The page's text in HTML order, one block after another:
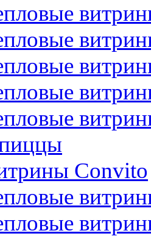
Convito